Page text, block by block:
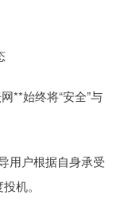
**始终将“安全”与
用户根据自身承受
机。